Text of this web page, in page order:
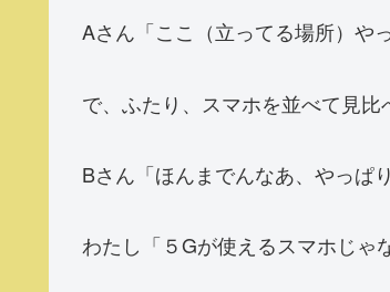
Aさん「ここ（立ってる場所）や
で、ふたり、スマホを並べて見比
Bさん「ほんまでんなあ、やっぱ
わたし「５Gが使えるスマホじゃ